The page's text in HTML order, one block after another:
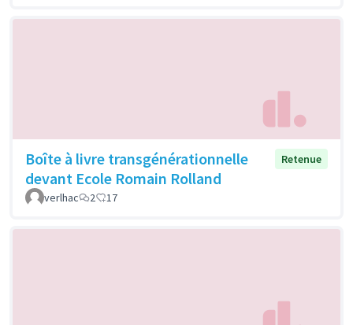
Boîte à livre transgénérationnelle
devant Ecole Romain Rolland
Retenue
verlhac 2 17